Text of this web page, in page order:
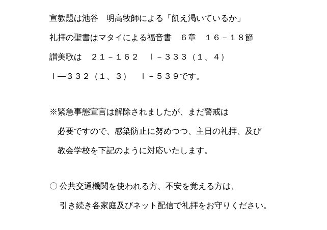
宣教題は池谷 明高牧師による「飢え渇いているか」
礼拝の聖書はマタイによる福音書 ６章 １６－１８節
讃美歌は ２１－１６２ Ⅰ－３３３（１、４）
Ⅰ―３３２（１、３） Ⅰ－５３９です。
※緊急事態宣言は解除されましたが、まだ警戒は
必要ですので、感染防止に努めつつ、主日の礼拝、及び
教会学校を下記のように対応いたします。
〇 公共交通機関を使われる方、不安を覚える方は、
引き続き各家庭及びネット配信で礼拝をお守りください。